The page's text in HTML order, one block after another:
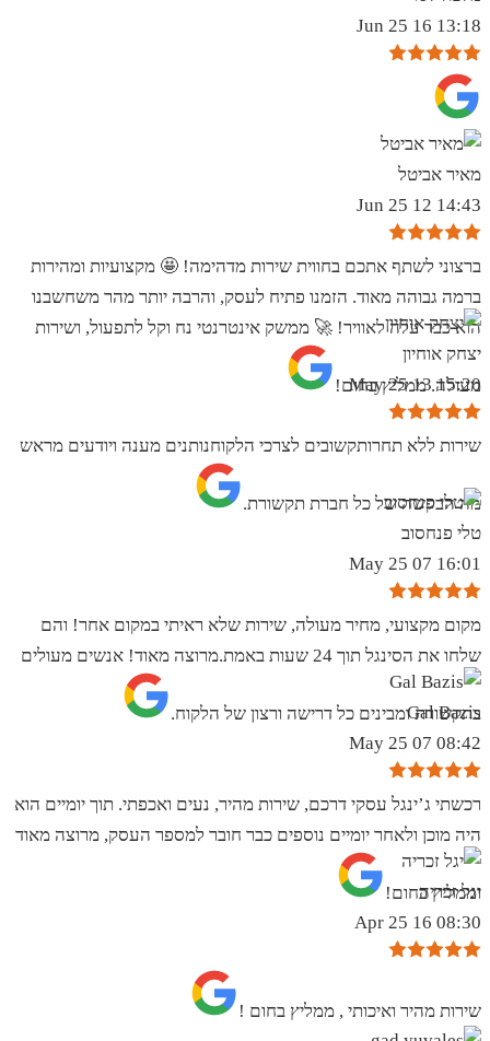
13:18 16 Jun 25
מאיר אביטל
14:43 12 Jun 25
ברצוני לשתף אתכם בחווית שירות מדהימה! 🤩 מקצועיות ומהירות
ברמה גבוהה מאוד. הזמנו פתיח לעסק, והרבה יותר מהר משחשבנו
הוא כבר עלה לאוויר! 🚀 ממשק אינטרנטי נח וקל לתפעול, ושירות
מעולה. ממליץ בחום!
יצחק אוחיון
15:20 13 May 25
שירות ללא תחרותקשובים לצרכי הלקוחנותנים מענה ויודעים מראש
מה הבקשה של כל חברת תקשורת.
טלי פנחסוב
16:01 07 May 25
מקום מקצועי, מחיר מעולה, שירות שלא ראיתי במקום אחר! והם
שלחו את הסינגל תוך 24 שעות באמת.מרוצה מאוד! אנשים מעולים
בתקשורת ומבינים כל דרישה ורצון של הלקוח.
Gal Bazis
08:42 07 May 25
רכשתי ג’ינגל עסקי דרכם, שירות מהיר, נעים ואכפתי. תוך יומיים הוא
היה מוכן ולאחר יומיים נוספים כבר חובר למספר העסק, מרוצה מאוד
וממליץ בחום!
יגל זכריה
08:30 16 Apr 25
שירות מהיר ואיכותי , ממליץ בחום !